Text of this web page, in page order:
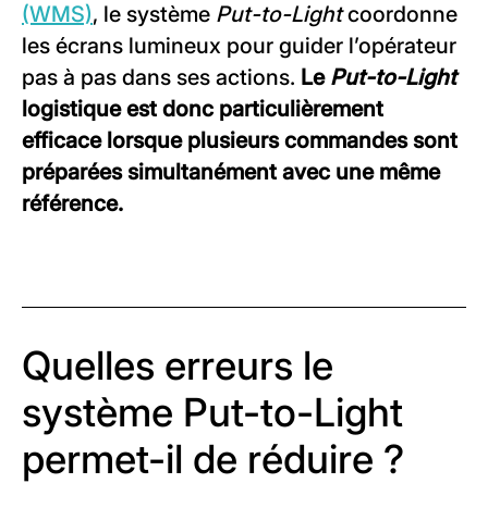
(WMS), le système Put-to-Lightcoordonne
les écrans lumineux pour guider l’opérateur
pas à pas dans ses actions. Le Put-to-Light
logistique est donc particulièrement
efficace lorsque plusieurs commandes sont
préparées simultanément avec une même
référence.
Quelles erreurs le
système Put-to-Light
permet-il de réduire ?